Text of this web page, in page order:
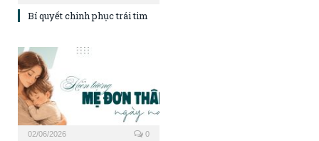
Bí quyết chinh phục trái tim
02/06/2026 0